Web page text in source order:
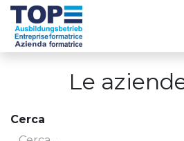
Passa al contenuto
Le
Cerca